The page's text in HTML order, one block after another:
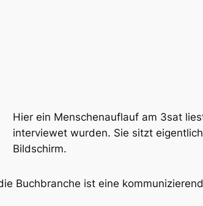
Hier ein Menschenauflauf am 3sat
interviewet wurden. Sie sitzt
Bildschirm.
Buchbranche ist eine